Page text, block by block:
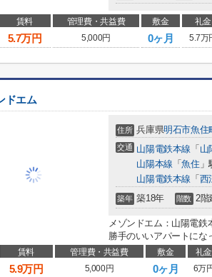
賃料 管理費・共益費 敷金 礼金
5.7万円 5,000円 0ヶ月 5.7万
ドエム
住所 兵庫県明石市魚住
交通 山陽電鉄本線 「 山
山陽本線 「魚住
山陽電鉄本線 「 西
築年 築18年 階数 2階
メゾンドエム：山陽電
勝手のいいアパートにな
賃料 管理費・共益費 敷金 礼金
5.9万円 5,000円 0ヶ月 6万